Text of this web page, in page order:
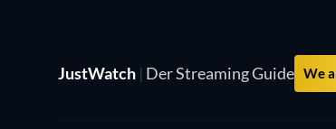
JustWatch | Der Streaming Guide We